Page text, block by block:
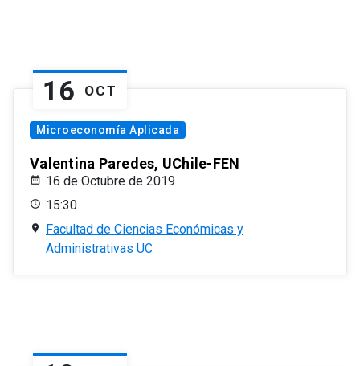
16 OCT
Microeconomía Aplicada
Valentina Paredes, UChile-FEN
16 de Octubre de 2019
15:30
Facultad de Ciencias Económicas y
Administrativas UC